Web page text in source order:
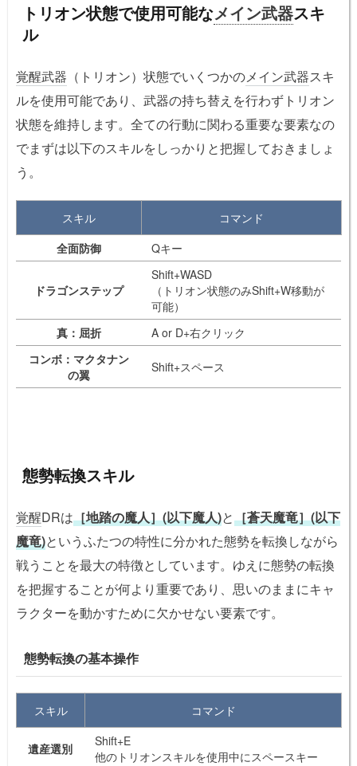
トリオン状態で使用可能なメイン武器スキ
ル
覚醒武器 （トリオン）状態でいくつかのメイン武器スキ
ルを使用可能であり、武器の持ち替えを行わずトリオン
状態を維持します。全ての行動に関わる重要な要素なの
でまずは以下のスキルをしっかりと把握しておきましょ
う。
スキル
コマンド
全面防御
Qキー
ドラゴンステップ
Shift+WASD
（トリオン状態のみShift+W移動が
可能）
真：屈折
A or D+右クリック
コンボ：マクタナン
の翼
Shift+スペース
態勢転換スキル
覚醒DRは［地踏の魔人］(以下魔人)と［蒼天魔竜］(以下
魔竜)というふたつの特性に分かれた態勢を転換しながら
戦うことを最大の特徴としています。ゆえに態勢の転換
を把握することが何より重要であり、思いのままにキャ
ラクターを動かすために欠かせない要素です。
態勢転換の基本操作
スキル コマンド
遺産選別
Shift+E
他のトリオンスキルを使用中にスペースキー